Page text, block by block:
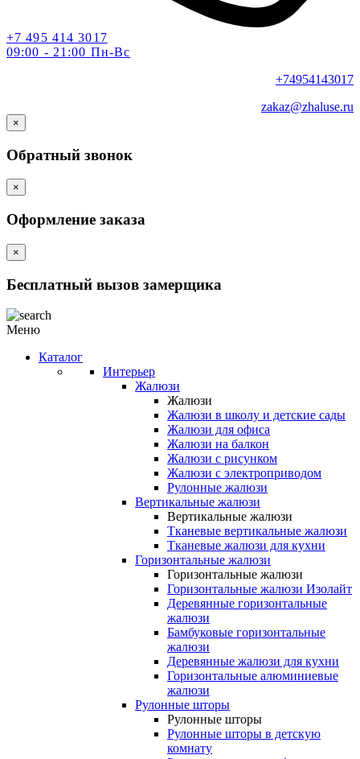
+7 495 414 3017
09:00 - 21:00 Пн-Вс
+74954143017
zakaz@zhaluse.ru
×
Обратный звонок
×
Оформление заказа
×
Бесплатный вызов замерщика
Меню
Каталог
Интерьер
Жалюзи
Жалюзи
Жалюзи в школу и детские сады
Жалюзи для офиса
Жалюзи на балкон
Жалюзи с рисунком
Жалюзи с электроприводом
Рулонные жалюзи
Вертикальные жалюзи
Вертикальные жалюзи
Тканевые вертикальные жалюзи
Тканевые жалюзи для кухни
Горизонтальные жалюзи
Горизонтальные жалюзи
Горизонтальные жалюзи Изолайт
Деревянные горизонтальные
жалюзи
Бамбуковые горизонтальные
жалюзи
Деревянные жалюзи для кухни
Горизонтальные алюминиевые
жалюзи
Рулонные шторы
Рулонные шторы
Рулонные шторы в детскую
комнату